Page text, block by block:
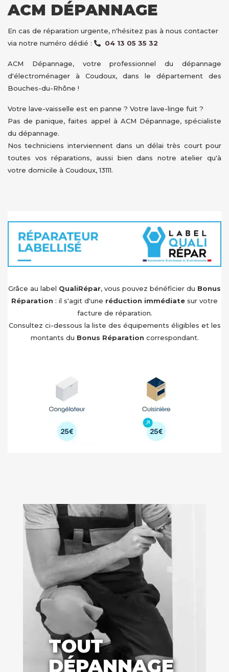
ACM DÉPANNAGE
En cas de réparation urgente, n'hésitez pas à nous contacter
via notre numéro dédié :
04 13 05 35 32
ACM Dépannage, votre professionnel du dépannage
d'électroménager à Coudoux, dans le département des
Bouches-du-Rhône !
Votre lave-vaisselle est en panne ? Votre lave-linge fuit ?
Pas de panique, faites appel à ACM Dépannage, spécialiste
du dépannage.
Nos techniciens interviennent dans un délai très court pour
toutes vos réparations, aussi bien dans notre atelier qu'à
votre domicile à Coudoux, 13111.
Grâce au label QualiRépar, vous pouvez bénéficier du Bonus
Réparation : il s'agit d'une réduction immédiate sur votre
facture de réparation.
Consultez ci-dessous la liste des équipements éligibles et les
montants du Bonus Réparation correspondant.
TOUT
DÉPANNAGE